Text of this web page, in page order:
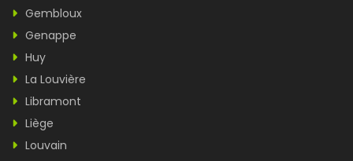
Gembloux
Genappe
Huy
La Louvière
Libramont
Liège
Louvain